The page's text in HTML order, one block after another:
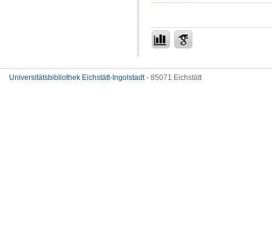
Universitätsbibliothek Eichstätt-Ingolstadt- 85071 Eichstätt